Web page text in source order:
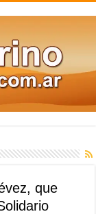
que